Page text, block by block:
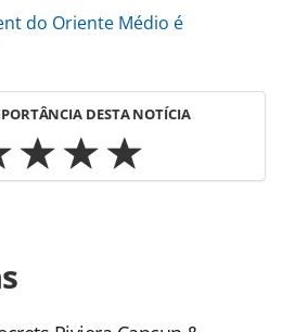
do Oriente Médio é
DESTA NOTÍCIA
hotelaria/investimentos/
ao-portfolio-no-reino-
oferecidas na